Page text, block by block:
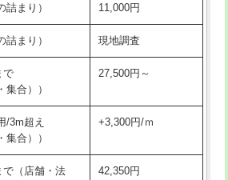
加工) 16,500円
止め) 3,300円
具設置)
用（バンド止
5,500円
・埋め戻し作
11,000円
まり） 11,000円
まり） 現地調査
で
集合））
27,500円～
3m超え
集合））
+3,300円/ｍ
で（店舗・法
42,350円